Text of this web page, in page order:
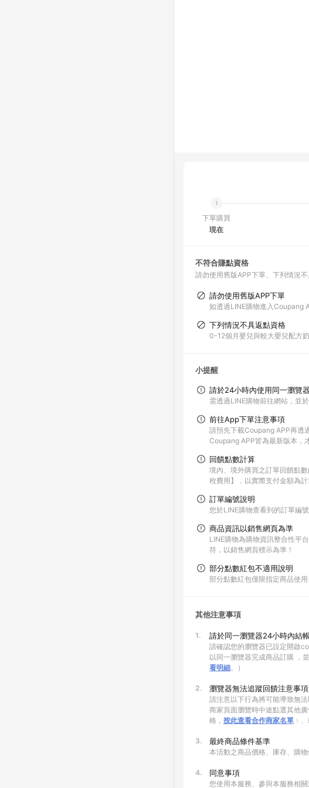
下單購買
現在
不符合賺點資格
請勿使用舊版APP下單 下列情況
請勿使用舊版APP下單
如透過LINE購物進入Coupang
下列情況不具返點資格
0-12個月嬰兒與較大嬰兒配方奶
小提醒
請於24小時內使用同一瀏覽器
需透過LINE購物前往網站，並
前往App下單注意事項
請預先下載Coupang APP再透
Coupang APP皆為最新版本，
回饋點數計算
境內、境外購買之訂單回饋點
稅費用】，以實際支付金額為計
訂單編號說明
您於LINE購物查看到的訂單編
商品資訊以銷售網頁為準
LINE購物為購物資訊整合性平
符，以銷售網頁標示為準！
部分點數紅包不適用說明
部分點數紅包僅限指定商品使
其他注意事項
1. 請於同一瀏覽器24小時內結
請確認您的瀏覽器已設定開啟
以同一瀏覽器完成商品訂購 ，
看明細。）
2. 瀏覽器無法追蹤回饋注意事項
請注意以下行為將可能導致無
商家頁面瀏覽時中途點選其他
格， 按此查看合作商家名單 ﹚
3. 最終商品條件基準
本活動之商品價格、庫存、購
4. 同意事項
您使用本服務、參與本服務相